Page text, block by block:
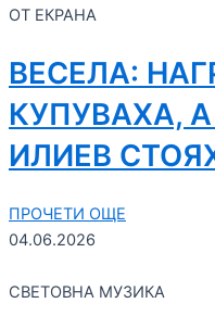
ОТ ЕКРАНА
ВЕСЕЛА:
КУПУВАХА,
ИЛИЕВ
ПРОЧЕТИ ОЩЕ
04.06.2026
СВЕТОВНА МУЗИКА